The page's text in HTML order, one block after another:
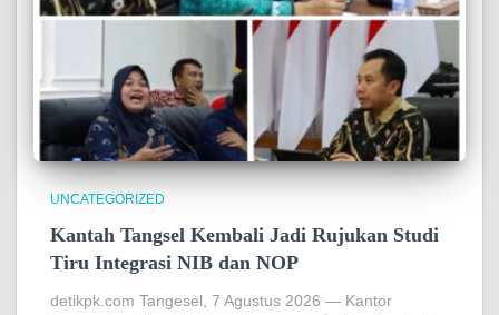
UNCATEGORIZED
Kantah Tangsel Kembali Jadi Rujukan Studi
Tiru Integrasi NIB dan NOP
detikpk.com Tangesel, 7 Agustus 2026 — Kantor